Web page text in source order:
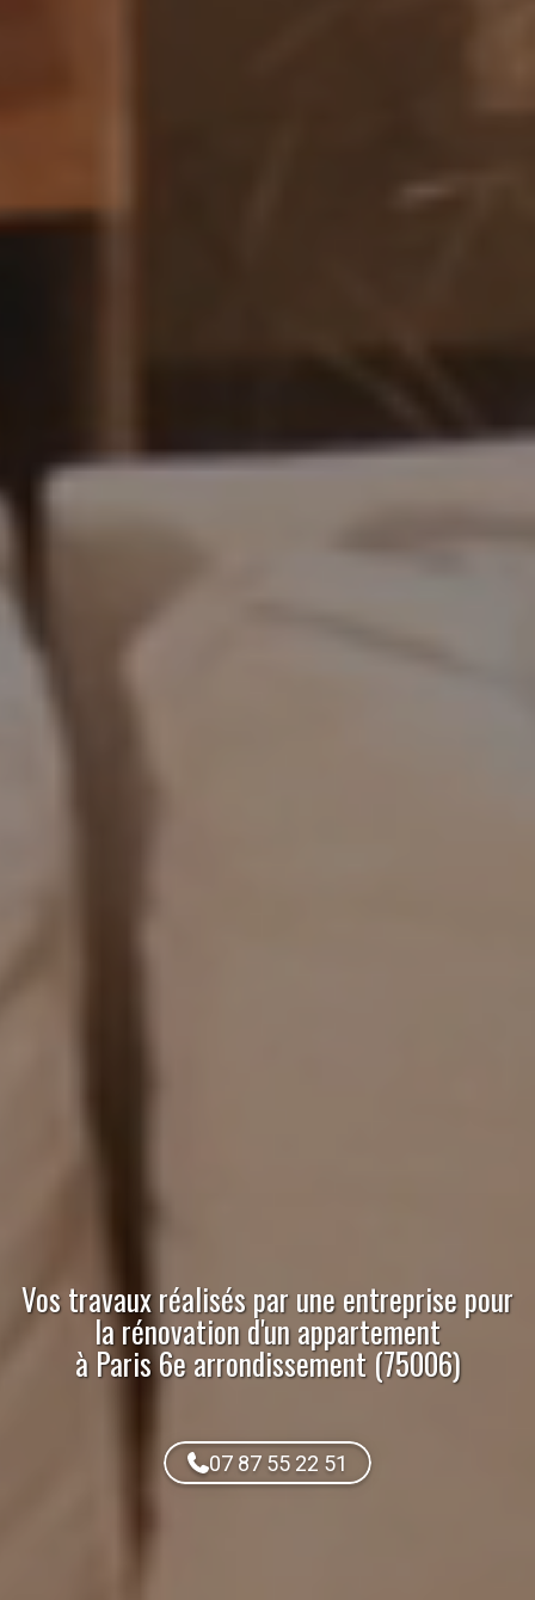
Vos travaux réalisés parune entreprise pour
la rénovation d'un appartement
à Paris 6e arrondissement (75006)
07 87 55 22 51